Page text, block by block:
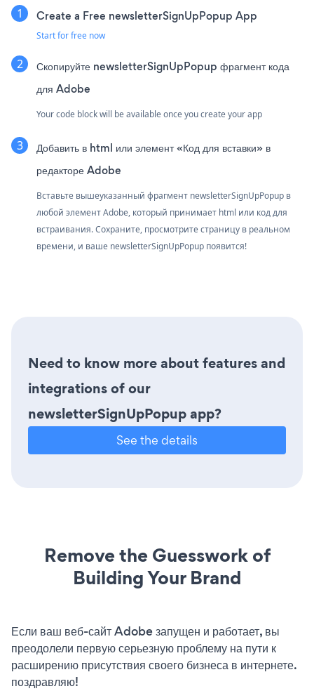
Create a Free newsletterSignUpPopup App
Start for free now
Скопируйте newsletterSignUpPopup фрагмент кода
для Adobe
Your code block will be available once you create your app
Добавить в html или элемент «Код для вставки» в
редакторе Adobe
Вставьте вышеуказанный фрагмент newsletterSignUpPopup в
любой элемент Adobe, который принимает html или код для
встраивания. Сохраните, просмотрите страницу в реальном
времени, и ваше newsletterSignUpPopup появится!
Need to know more about features and
integrations of our
newsletterSignUpPopup app?
See the details
Remove the Guesswork of
Building Your Brand
Если ваш веб-сайт Adobe запущен и работает, вы
преодолели первую серьезную проблему на пути к
расширению присутствия своего бизнеса в интернете.
поздравляю!